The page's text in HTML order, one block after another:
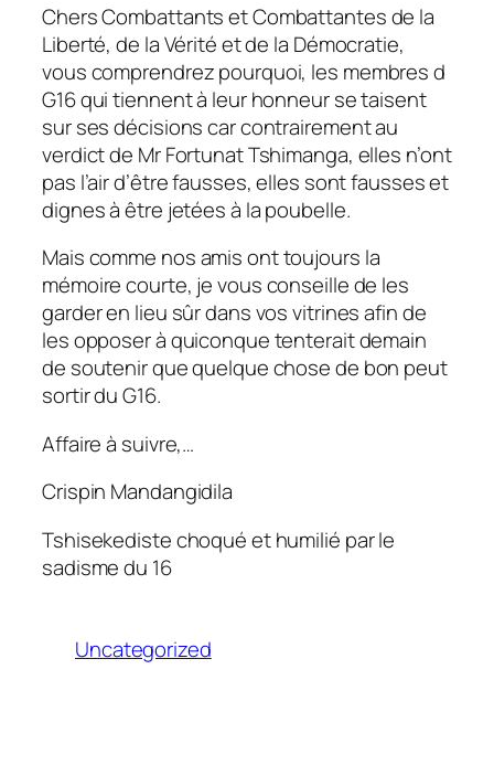
Chers Combattants et Combattantes de la
Liberté, de la Vérité et de la Démocratie,
vous comprendrez pourquoi, les membres d
G16 qui tiennent à leur honneur se taisent
sur ses décisions car contrairement au
verdict de Mr Fortunat Tshimanga, elles n’ont
pas l’air d’être fausses, elles sont fausses et
dignes à être jetées à la poubelle.
Mais comme nos amis ont toujours la
mémoire courte, je vous conseille de les
garder en lieu sûr dans vos vitrines afin de
les opposer à quiconque tenterait demain
de soutenir que quelque chose de bon peut
sortir du G16.
Affaire à suivre,…
Crispin Mandangidila
Tshisekediste choqué et humilié par le
sadisme du 16
Uncategorized